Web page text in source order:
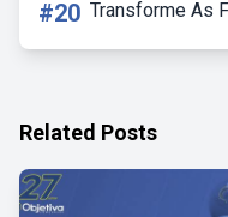
#20 Transforme As
Related Posts